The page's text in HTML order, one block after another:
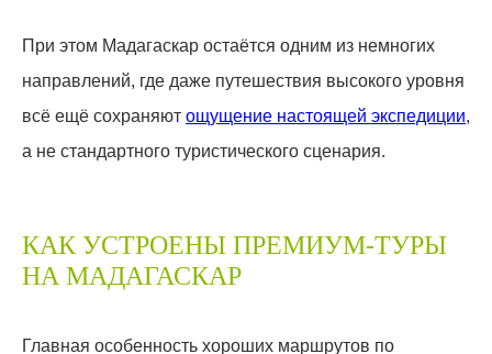
При этом Мадагаскар остаётся одним из немногих
направлений, где даже путешествия высокого уровня
всё ещё сохраняют ощущение настоящей экспедиции,
а не стандартного туристического сценария.
КАК УСТРОЕНЫ ПРЕМИУМ-ТУРЫ
НА МАДАГАСКАР
Главная особенность хороших маршрутов по